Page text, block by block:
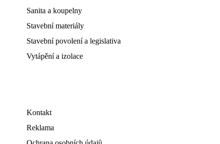
Sanita a koupelny
Stavební materiály
Stavební povolení a legislativa
Vytápění a izolace
Kontakt
Reklama